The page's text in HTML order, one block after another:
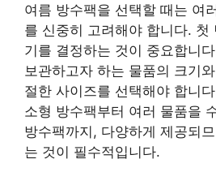
여름 방수팩을 선택할 때는 여
를 신중히 고려해야 합니다. 첫
기를 결정하는 것이 중요합니
보관하고자 하는 물품의 크기
절한 사이즈를 선택해야 합니
소형 방수팩부터 여러 물품을
방수팩까지, 다양하게 제공되
는 것이 필수적입니다.